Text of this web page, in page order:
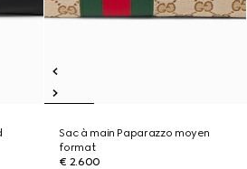
Sac à main Paparazzo moyen
format
€ 2.600